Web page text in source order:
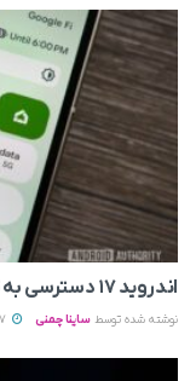
اندروید ۱۷ دسترسی به تنظیمات سریع را محدود می‌ کند
نوشته شده توسط ساینا چمنی